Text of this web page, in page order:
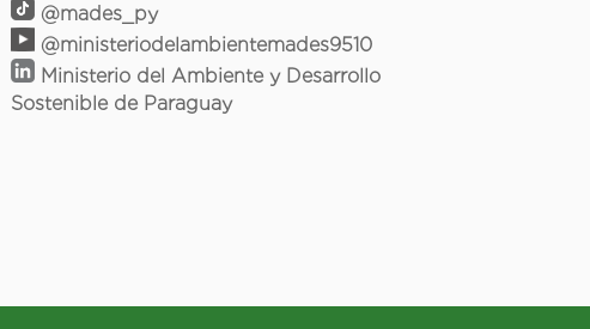
@mades_py
@ministeriodelambientemades9510
Ministerio del Ambiente y Desarrollo
Sostenible de Paraguay